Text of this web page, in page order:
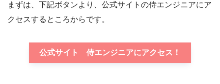
まずは、下記ボタンより、公式サイトの侍エンジニアにア
クセスするところからです。
公式サイト 侍エンジニアにアクセス！